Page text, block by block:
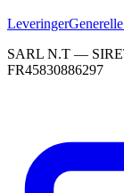
Leveringer
SARL N.T —
FR45830886297